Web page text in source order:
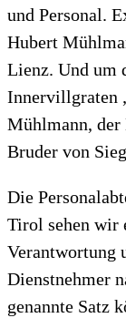
und Personal.
Hubert
Lienz. Und um
Innervillgraten
Mühlmann, der
Bruder von
Die
Tirol sehen wir
Verantwortung
Dienstnehmer
genannte Satz